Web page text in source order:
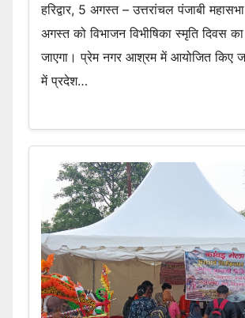
हरिद्वार, 5 अगस्त – उत्तरांचल पंजाबी महासभा
अगस्त को विभाजन विभीषिका स्मृति दिवस
जाएगा। प्रेम नगर आश्रम में आयोजित किए
में प्रदेश…